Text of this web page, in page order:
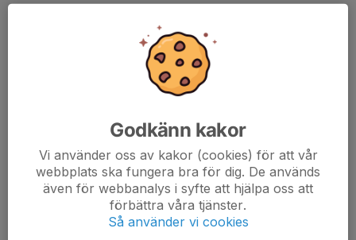
5673-5012
Kontaktpersoner
Godkänn kakor
Vi använder oss av kakor (cookies) för att vår
webbplats ska fungera bra för dig. De används
även för webbanalys i syfte att hjälpa oss att
förbättra våra tjänster.
Så använder vi cookies